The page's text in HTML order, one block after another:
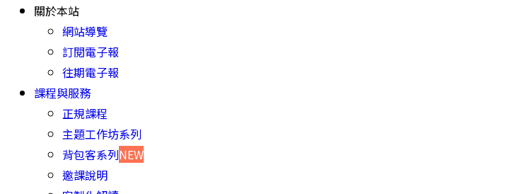
關於本站
網站導覽
訂閱電子報
往期電子報
課程與服務
正規課程
主題工作坊系列
背包客系列NEW
邀課說明